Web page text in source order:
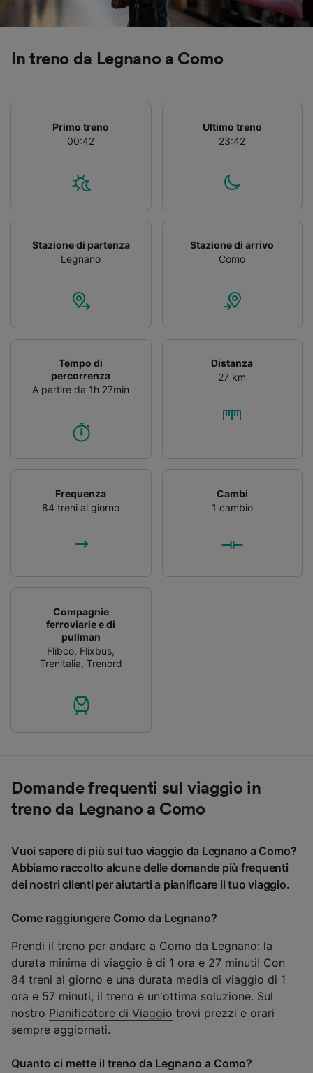
In treno da Legnano a Como
Primo treno
00:42
Ultimo treno
23:42
Stazione di partenza
Legnano
Stazione di arrivo
Como
Tempo di
percorrenza
A partire da 1h 27min
Distanza
27 km
Frequenza
84 treni al giorno
Cambi
1 cambio
Compagnie
ferroviarie e di
pullman
Flibco, Flixbus,
Trenitalia, Trenord
Domande frequenti sul viaggio in
treno da Legnano a Como
Vuoi sapere di più sul tuo viaggio da Legnano a Como?
Abbiamo raccolto alcune delle domande più frequenti
dei nostri clienti per aiutarti a pianificare il tuo viaggio.
Come raggiungere Como da Legnano?
Prendi il treno per andare a Como da Legnano: la
durata minima di viaggio è di 1 ora e 27 minuti! Con
84 treni al giorno e una durata media di viaggio di 1
ora e 57 minuti, il treno è un'ottima soluzione. Sul
nostro Pianificatore di Viaggio trovi prezzi e orari
sempre aggiornati.
Quanto ci mette il treno da Legnano a Como?
Utilizzare dati di geolocalizzazione precisi.
Scansione attiva delle caratteristiche del
Archiviare informazioni su dispositivo e/o
accedervi. Pubblicità e contenuti
Elenco dei partner (fornitori)